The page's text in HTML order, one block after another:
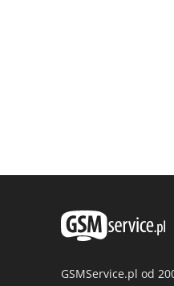
GSMService.pl od